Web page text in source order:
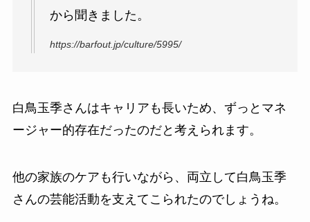
から聞きました。
https://barfout.jp/culture/5995/
白鳥玉季さんはキャリアも長いため、ずっとマネ
ージャー的存在だったのだと考えられます。
他の家族のケアも行いながら、両立して白鳥玉季
さんの芸能活動を支えてこられたのでしょうね。